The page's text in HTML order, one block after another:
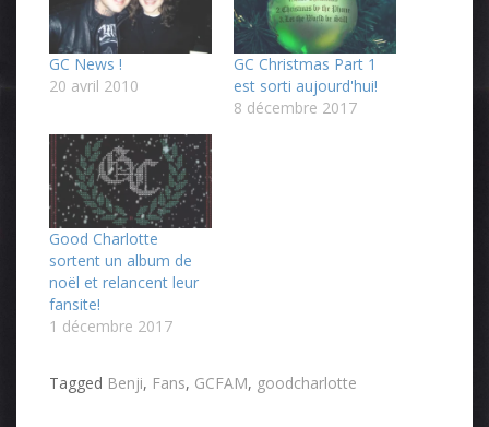
GC News !
20 avril 2010
GC Christmas Part 1
est sorti aujourd'hui!
8 décembre 2017
Good Charlotte
sortent un album de
noël et relancent leur
fansite!
1 décembre 2017
Tagged Benji, Fans, GCFAM, goodcharlotte